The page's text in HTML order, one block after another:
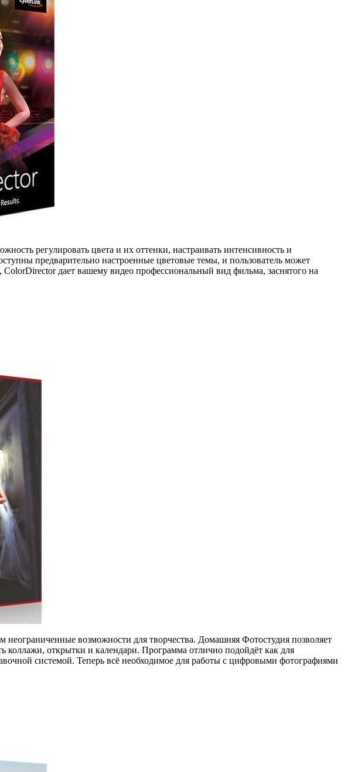
регулировать цвета и их оттенки, настраивать интенсивность и
предварительно настроенные цветовые темы, и пользователь может
дает вашему видео профессиональный вид фильма, заснятого на
возможности для творчества. Домашняя Фотостудия позволяет
коллажи, открытки и календари. Программа отлично подойдёт как для
системой. Теперь всё необходимое для работы с цифровыми фотографиями